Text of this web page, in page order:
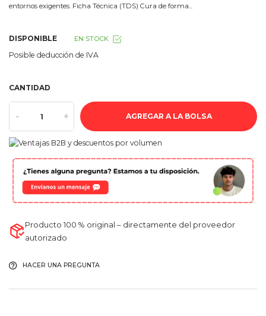
entornos exigentes. Ficha Técnica (TDS) Cura de forma...
DISPONIBLE EN STOCK
Posible deducción de IVA
CANTIDAD
- + AGREGAR A LA BOLSA
Producto 100 % original – directamente del proveedor
autorizado
HACER UNA PREGUNTA